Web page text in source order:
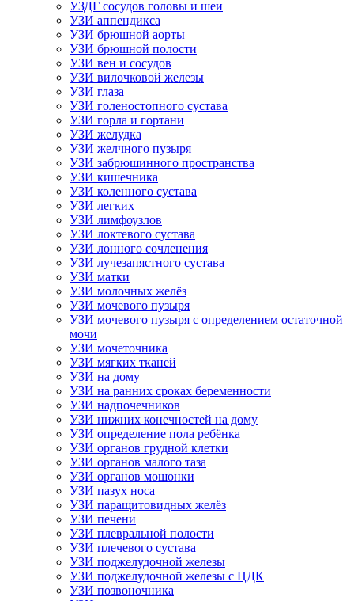
УЗДГ сосудов головы и шеи
УЗИ аппендикса
УЗИ брюшной аорты
УЗИ брюшной полости
УЗИ вен и сосудов
УЗИ вилочковой железы
УЗИ глаза
УЗИ голеностопного сустава
УЗИ горла и гортани
УЗИ желудка
УЗИ желчного пузыря
УЗИ забрюшинного пространства
УЗИ кишечника
УЗИ коленного сустава
УЗИ легких
УЗИ лимфоузлов
УЗИ локтевого сустава
УЗИ лонного сочленения
УЗИ лучезапястного сустава
УЗИ матки
УЗИ молочных желёз
УЗИ мочевого пузыря
УЗИ мочевого пузыря с определением остаточной
мочи
УЗИ мочеточника
УЗИ мягких тканей
УЗИ на дому
УЗИ на ранних сроках беременности
УЗИ надпочечников
УЗИ нижних конечностей на дому
УЗИ определение пола ребёнка
УЗИ органов грудной клетки
УЗИ органов малого таза
УЗИ органов мошонки
УЗИ пазух носа
УЗИ паращитовидных желёз
УЗИ печени
УЗИ плевральной полости
УЗИ плечевого сустава
УЗИ поджелудочной железы
УЗИ поджелудочной железы с ЦДК
УЗИ позвоночника